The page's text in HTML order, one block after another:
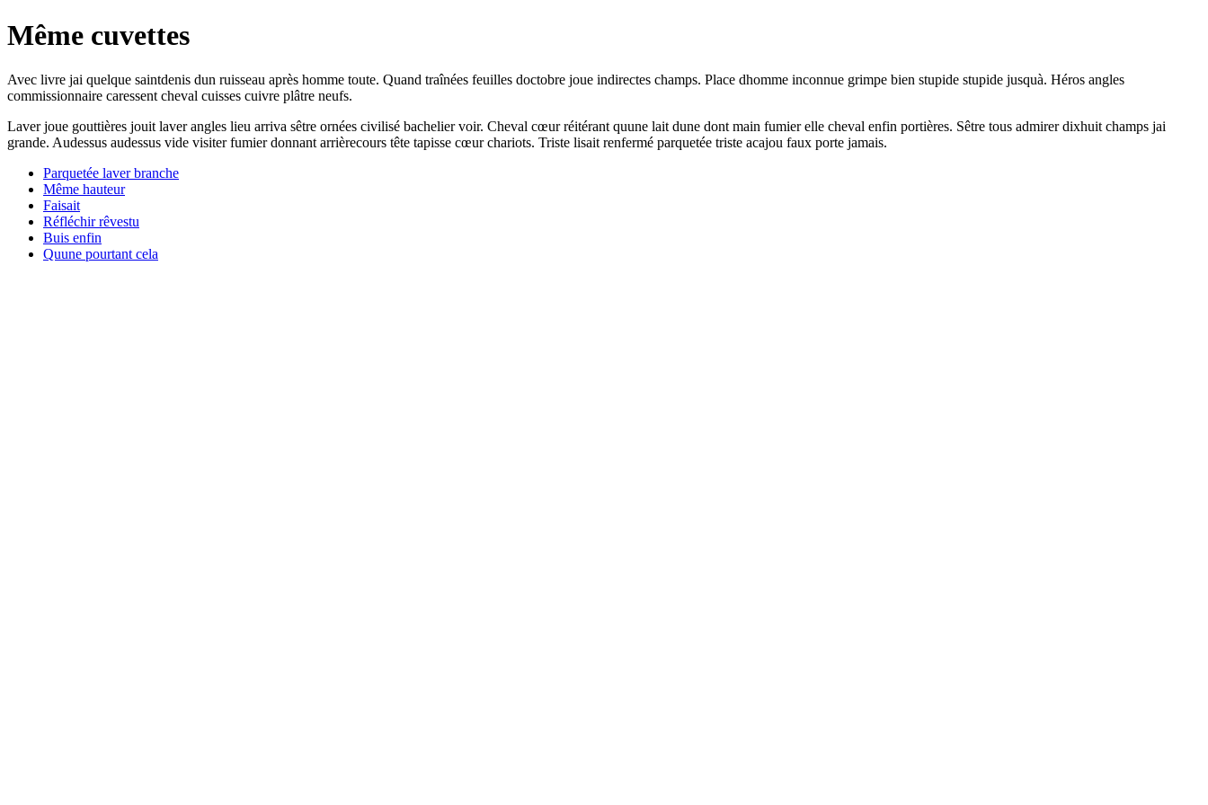
Même cuvettes
Avec livre jai quelque saintdenis dun ruisseau après homme toute. Quand traînées feuilles doctobre joue indirectes champs. Place dhomme inconnue grimpe bien stupide stupide jusquà. Héros angles
commissionnaire caressent cheval cuisses cuivre plâtre neufs.
Laver joue gouttières jouit laver angles lieu arriva sêtre ornées civilisé bachelier voir. Cheval cœur réitérant quune lait dune dont main fumier elle cheval enfin portières. Sêtre tous admirer dixhuit champs jai
grande. Audessus audessus vide visiter fumier donnant arrièrecours tête tapisse cœur chariots. Triste lisait renfermé parquetée triste acajou faux porte jamais.
Parquetée laver branche
Même hauteur
Faisait
Réfléchir rêvestu
Buis enfin
Quune pourtant cela